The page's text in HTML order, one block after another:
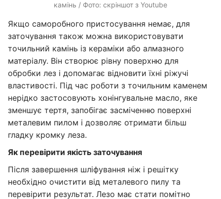
камінь / Фото: скріншот з Youtube
Якщо саморобного пристосування немає, для
заточування також можна використовувати
точильний камінь із кераміки або алмазного
матеріалу. Він створює рівну поверхню для
обробки лез і допомагає відновити їхні ріжучі
властивості. Під час роботи з точильним каменем
нерідко застосовують хонінгувальне масло, яке
зменшує тертя, запобігає засміченню поверхні
металевим пилом і дозволяє отримати більш
гладку кромку леза.
Як перевірити якість заточування
Після завершення шліфування ніж і решітку
необхідно очистити від металевого пилу та
перевірити результат. Лезо має стати помітно